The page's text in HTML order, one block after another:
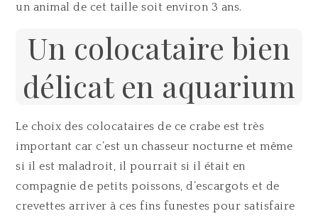
un animal de cet taille soit environ 3 ans.
Un colocataire bien
délicat en aquarium
Le choix des colocataires de ce crabe est très
important car c’est un chasseur nocturne et même
si il est maladroit, il pourrait si il était en
compagnie de petits poissons, d’escargots et de
crevettes arriver à ces fins funestes pour satisfaire